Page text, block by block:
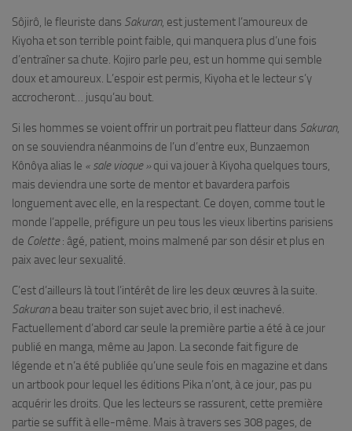
Sôjirô, le fleuriste dans Sakuran, est justement l’amoureux de
Kiyoha et son terrible point faible, qui manquera plus d’une fois
d’entraîner sa chute. Kojiro parle peu, est un homme qui semble
doux et amoureux. L’espoir est permis, Kiyoha et le lecteur s’y
accrocheront… jusqu’au bout.
Si les hommes se voient offrir un portrait peu flatteur dans Sakuran,
on se souviendra néanmoins de l’un d’entre eux, Bunzaemon
Kônôya alias le « sale vioque »qui va jouer à Kiyoha quelques tours,
mais deviendra une sorte de mentor et bavardera parfois
longuement avec elle, en la respectant. Ce doyen, comme tout le
monde l’appelle, préfigure un peu tous les vieux libertins parisiens
de Colette: âgé, patient, moins malmené par son désir et plus en
paix avec leur sexualité.
C’est d’ailleurs là tout l’intérêt de lire les deux œuvres à la suite.
Sakurana beau traiter son sujet avec brio, il est inachevé.
Factuellement d’abord car seule la première partie a été à ce jour
publié en manga, même au Japon. La seconde fait figure de
légende et n’a été publiée qu’une seule fois en magazine et dans
un artbook pour lequel les éditions Pika n’ont, à ce jour, pas pu
acquérir les droits. Que les lecteurs se rassurent, cette première
partie se suffit à elle-même. Mais à travers ses 308 pages, de